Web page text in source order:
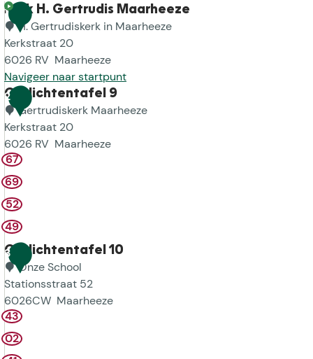
1
Kerk H. Gertrudis Maarheeze
H. Gertrudiskerk in Maarheeze
Kerkstraat 20
6026 RV Maarheeze
Navigeer naar startpunt
K
e
r
k
H
.
G
e
r
t
r
u
d
i
s
M
2
Gedichtentafel 9
Gertrudiskerk Maarheeze
Kerkstraat 20
6026 RV Maarheeze
G
e
d
i
c
h
t
e
n
t
a
f
67
69
52
49
3
Gedichtentafel 10
Onze School
Stationsstraat 52
6026CW Maarheeze
G
e
d
43
02